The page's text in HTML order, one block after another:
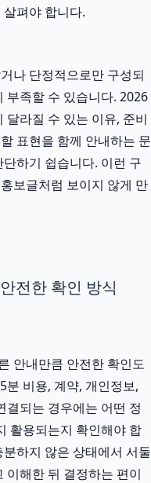
펴야 합니다.
나 단정적으로만 구성되
부족할 수 있습니다. 2026
라질 수 있는 이유, 준비
표현을 함께 안내하는 문
하기 쉽습니다. 이런 구
보글처럼 보이지 않게 만
전한 확인 방식
안내만큼 안전한 확인도
비용, 계약, 개인정보,
결되는 경우에는 어떤 정
활용되는지 확인해야 합
하지 않은 상태에서 서둘
이해한 뒤 결정하는 편이